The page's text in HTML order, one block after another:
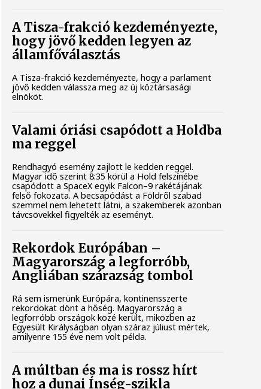
A Tisza-frakció kezdeményezte,
hogy jövő kedden legyen az
államfőválasztás
A Tisza-frakció kezdeményezte, hogy a parlament
jövő kedden válassza meg az új köztársasági
elnököt.
Valami óriási csapódott a Holdba
ma reggel
Rendhagyó esemény zajlott le kedden reggel.
Magyar idő szerint 8:35 körül a Hold felszínébe
csapódott a SpaceX egyik Falcon–9 rakétájának
felső fokozata. A becsapódást a Földről szabad
szemmel nem lehetett látni, a szakemberek azonban
távcsövekkel figyelték az eseményt.
Rekordok Európában –
Magyarország a legforróbb,
Angliában szárazság tombol
Rá sem ismerünk Európára, kontinensszerte
rekordokat dönt a hőség. Magyarország a
legforróbb országok közé került, miközben az
Egyesült Királyságban olyan száraz júliust mértek,
amilyenre 155 éve nem volt példa.
A múltban és ma is rossz hírt
hoz a dunai Ínség-szikla